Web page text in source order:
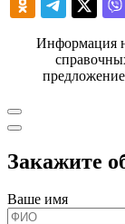
Информация
Закажите
Ваше имя